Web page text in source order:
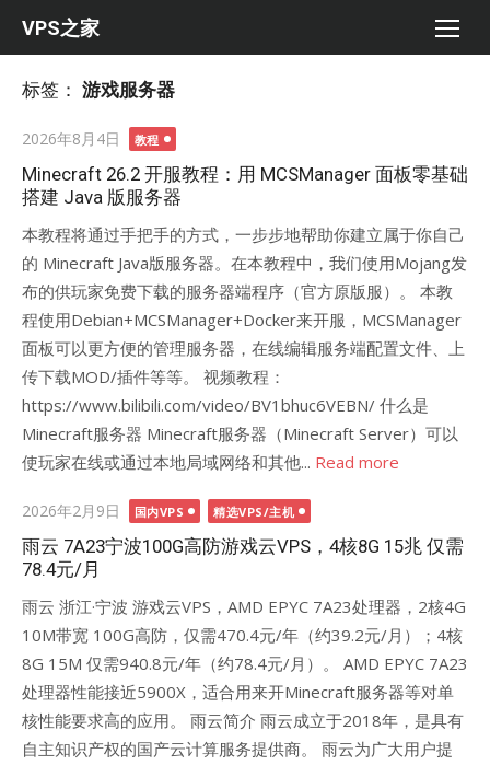
VPS之家
标签： 游戏服务器
Posted
on
2026年8月4日 教程
Minecraft 26.2 开服教程：用 MCSManager 面板零基础
搭建 Java 版服务器
本教程将通过手把手的方式，一步步地帮助你建立属于你自己
的 Minecraft Java版服务器。在本教程中，我们使用Mojang发
布的供玩家免费下载的服务器端程序（官方原版服）。 本教
程使用Debian+MCSManager+Docker来开服，MCSManager
面板可以更方便的管理服务器，在线编辑服务端配置文件、上
传下载MOD/插件等等。 视频教程：
https://www.bilibili.com/video/BV1bhuc6VEBN/ 什么是
Minecraft服务器 Minecraft服务器（Minecraft Server）可以
使玩家在线或通过本地局域网络和其他... Read more
Posted
on
2026年2月9日 国内VPS 精选VPS/主机
雨云 7A23宁波100G高防游戏云VPS，4核8G 15兆 仅需
78.4元/月
雨云 浙江·宁波 游戏云VPS，AMD EPYC 7A23处理器，2核4G
10M带宽 100G高防，仅需470.4元/年（约39.2元/月）；4核
8G 15M 仅需940.8元/年（约78.4元/月）。 AMD EPYC 7A23
处理器性能接近5900X，适合用来开Minecraft服务器等对单
核性能要求高的应用。 雨云简介 雨云成立于2018年，是具有
自主知识产权的国产云计算服务提供商。 雨云为广大用户提